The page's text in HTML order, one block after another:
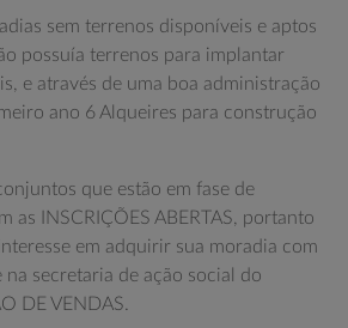
sem terrenos disponíveis e aptos
possuía terrenos para implantar
e através de uma boa administração
ano 6 Alqueires para construção
que estão em fase de
as INSCRIÇÕES ABERTAS, portanto
em adquirir sua moradia com
secretaria de ação social do
DE VENDAS.